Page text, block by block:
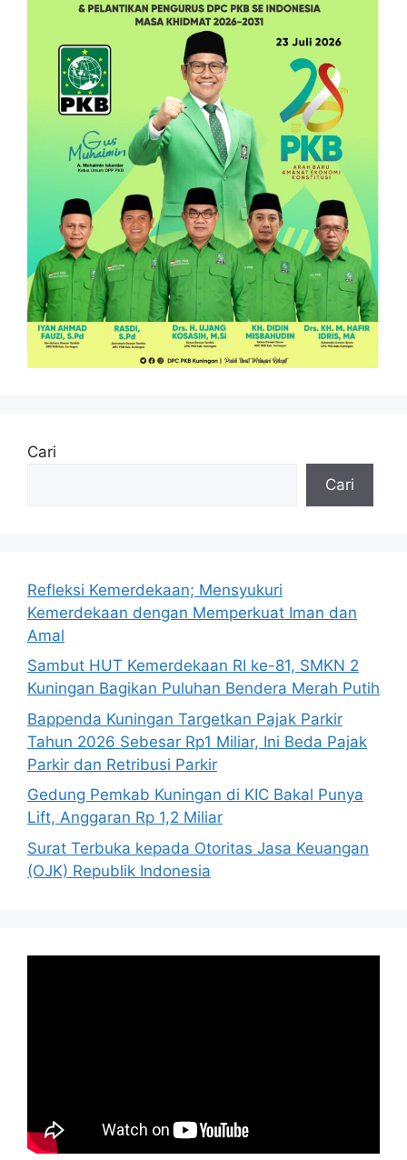
Cari
Cari
Refleksi Kemerdekaan; Mensyukuri
Kemerdekaan dengan Memperkuat Iman dan
Amal
Sambut HUT Kemerdekaan RI ke-81, SMKN 2
Kuningan Bagikan Puluhan Bendera Merah Putih
Bappenda Kuningan Targetkan Pajak Parkir
Tahun 2026 Sebesar Rp1 Miliar, Ini Beda Pajak
Parkir dan Retribusi Parkir
Gedung Pemkab Kuningan di KIC Bakal Punya
Lift, Anggaran Rp 1,2 Miliar
Surat Terbuka kepada Otoritas Jasa Keuangan
(OJK) Republik Indonesia